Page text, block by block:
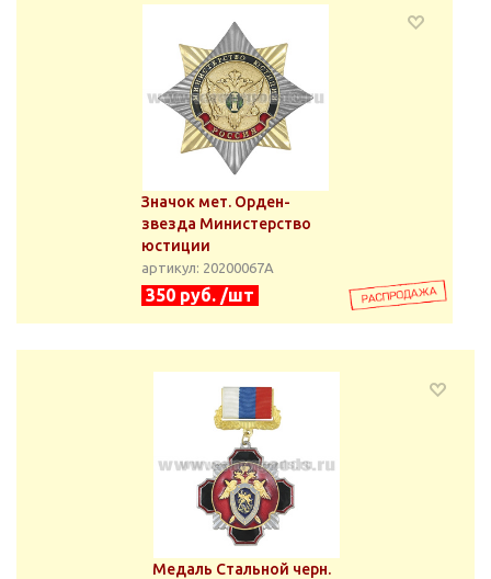
Значок мет. Орден-
звезда Министерство
юстиции
артикул: 20200067А
350 руб. /шт
Медаль Стальной черн.